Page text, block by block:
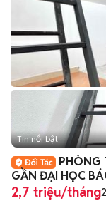
Tin nổi bật
PHÒNG
GẦN ĐẠI HỌC
2,7 triệu/tháng